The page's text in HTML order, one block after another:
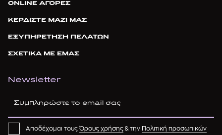
ONLINE ΑΓΟΡΕΣ
ΚΕΡΔΙΣΤΕ ΜΑΖΙ ΜΑΣ
ΕΞΥΠΗΡΕΤΗΣΗ ΠΕΛΑΤΩΝ
ΣΧΕΤΙΚΑ ΜΕ ΕΜΑΣ
Newsletter
Αποδέχομαι τουςΌρους χρήσης & την Πολιτική προσωπικών